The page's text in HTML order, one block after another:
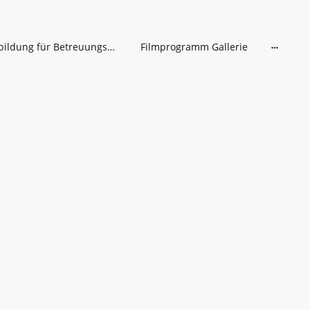
Fortbildung für Betreuungskräfte Filmprogramm Gallerie